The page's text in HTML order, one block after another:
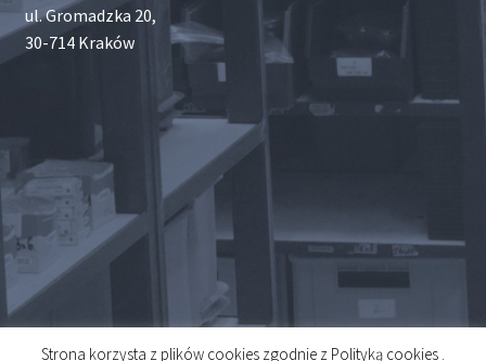
ul. Gromadzka 20,
30-714 Kraków
Strona korzysta z plików cookies zgodnie z Polityką cookies .